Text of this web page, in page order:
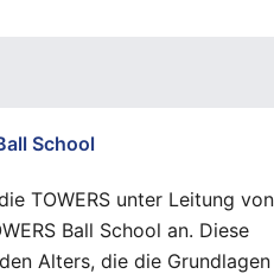
School
TOWERS unter Leitung von
Ball School an. Diese
Alters, die die Grundlagen